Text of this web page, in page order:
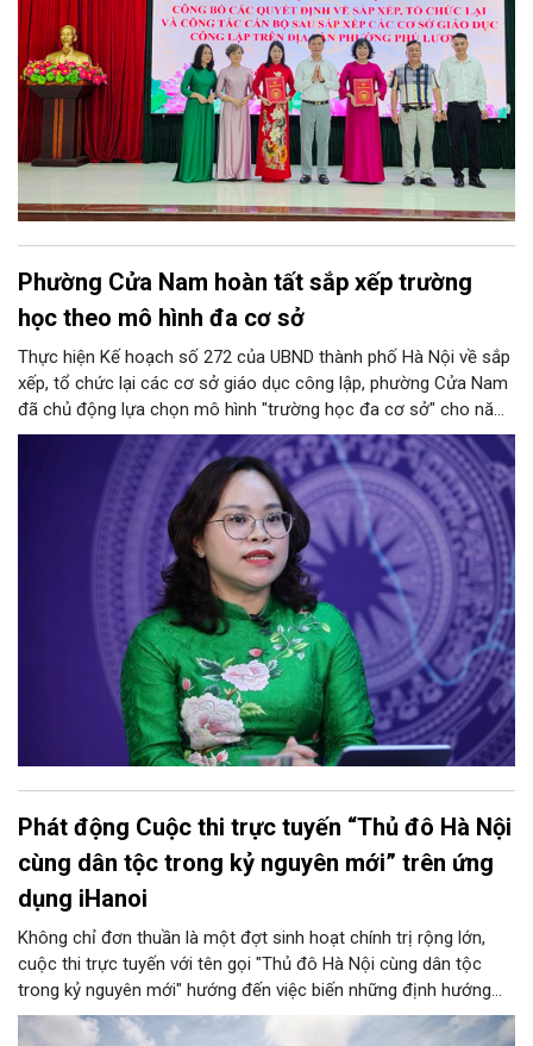
Phường Cửa Nam hoàn tất sắp xếp trường
học theo mô hình đa cơ sở
Thực hiện Kế hoạch số 272 của UBND thành phố Hà Nội về sắp
xếp, tổ chức lại các cơ sở giáo dục công lập, phường Cửa Nam
đã chủ động lựa chọn mô hình "trường học đa cơ sở" cho năm
học 2026 - 2027. Phương án này vừa giúp tinh gọn đầu mối
quản lý, nâng cao hiệu quả khai thác cơ sở vật chất, vừa bảo
đảm nguyên tắc "không làm xáo trộn điểm học", giữ vững tâm
lý cho học sinh và phụ huynh. Trao đổi với Phóng viên Tạp chí
Người Hà Nội, đồng chí Trịnh Ngọc Trâm - UVBTV, Phó Chủ tịch
UBND phường Cửa Nam đã làm rõ nh
Phát động Cuộc thi trực tuyến “Thủ đô Hà Nội
cùng dân tộc trong kỷ nguyên mới” trên ứng
dụng iHanoi
Không chỉ đơn thuần là một đợt sinh hoạt chính trị rộng lớn,
cuộc thi trực tuyến với tên gọi "Thủ đô Hà Nội cùng dân tộc
trong kỷ nguyên mới" hướng đến việc biến những định hướng
chiến lược trong Nghị quyết số 02-NQ/TW của Bộ Chính trị